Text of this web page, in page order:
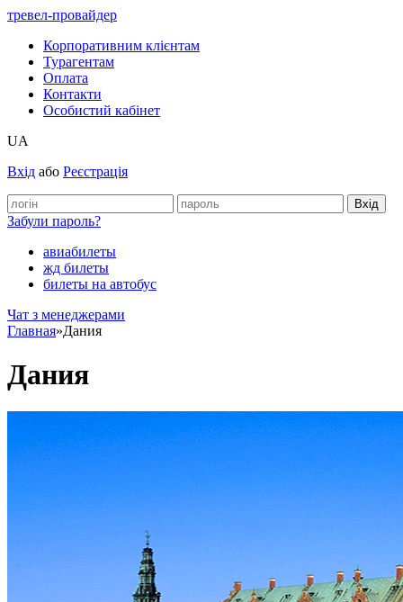
тревел-провайдер
Корпоративним клієнтам
Турагентам
Оплата
Контакти
Особистий кабінет
UA
Вхід або Реєстрація
Забули пароль?
авиабилеты
жд билеты
билеты на автобус
Чат з менеджерами
Главная»Дания
Дания